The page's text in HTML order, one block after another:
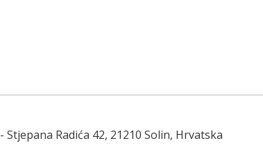
- Stjepana Radića 42, 21210 Solin, Hrvatska